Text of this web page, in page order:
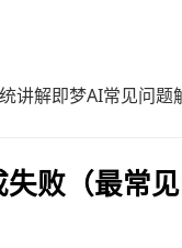
讲解即梦AI常见问题
败（最常见